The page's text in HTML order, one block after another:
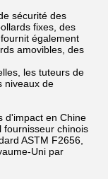
sécurité des
fixes, des
également
amovibles, des
les tuteurs de
niveaux de
d'impact en Chine
fournisseur chinois
ASTM F2656,
Uni par